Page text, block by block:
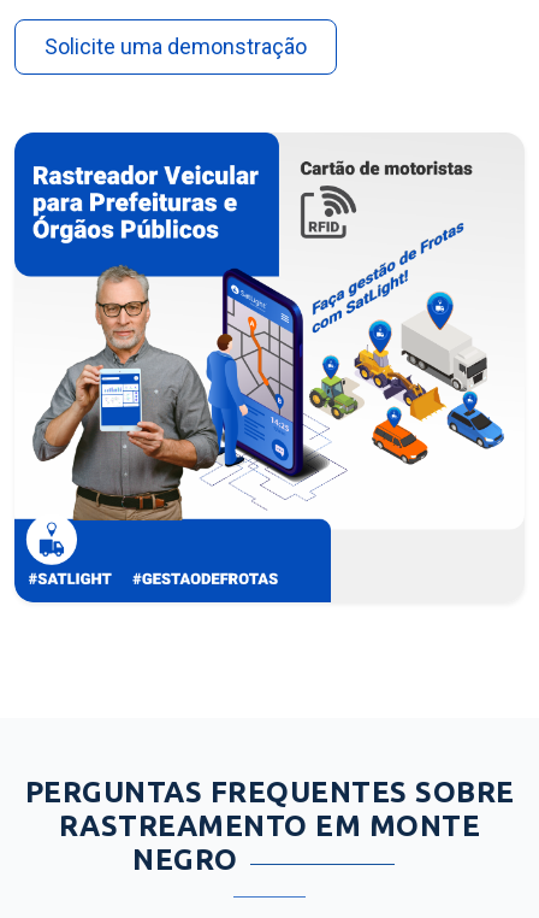
Solicite uma demonstração
PERGUNTAS FREQUENTES SOBRE
RASTREAMENTO EM MONTE
NEGRO